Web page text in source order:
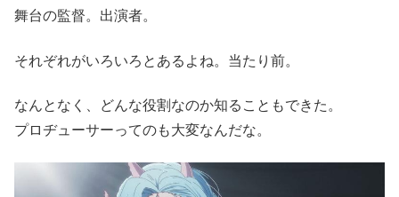
舞台の監督。出演者。
それぞれがいろいろとあるよね。当たり前。
なんとなく、どんな役割なのか知ることもできた。
プロヂューサーってのも大変なんだな。